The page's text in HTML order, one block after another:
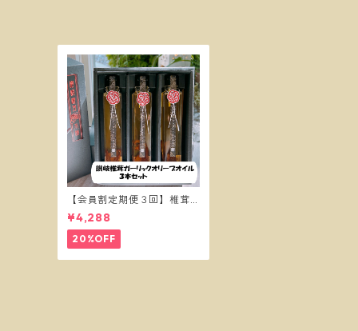
【会員割定期便３回】椎茸
ガーリックオイル３本セッ
ト
¥4,288
20%OFF